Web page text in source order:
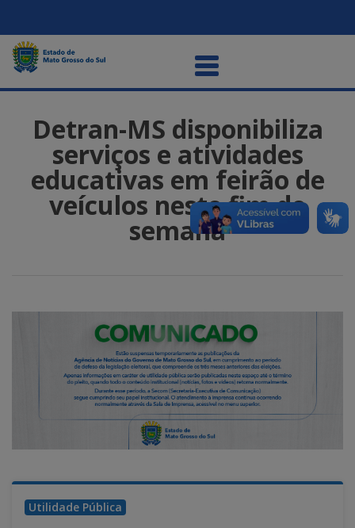
Detran-MS disponibiliza
serviços e atividades
educativas em feirão de
veículos neste fim de
semana
Utilidade Pública